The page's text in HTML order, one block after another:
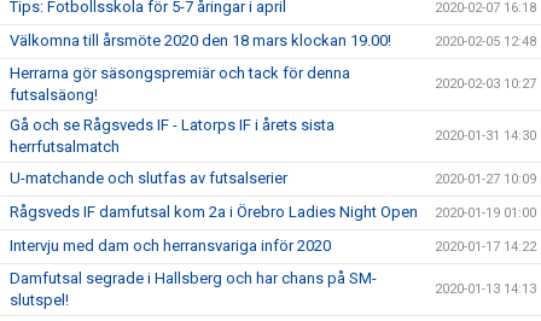
Tips: Fotbollsskola för 5-7 åringar i april 2020-02-07 16:18
Välkomna till årsmöte 2020 den 18 mars klockan 19.00! 2020-02-05 12:48
Herrarna gör säsongspremiär och tack för denna
futsalsäong!
2020-02-03 10:27
Gå och se Rågsveds IF - Latorps IF i årets sista
herrfutsalmatch
2020-01-31 14:30
U-matchande och slutfas av futsalserier 2020-01-27 10:09
Rågsveds IF damfutsal kom 2a i Örebro Ladies Night Open 2020-01-19 01:00
Intervju med dam och herransvariga inför 2020 2020-01-17 14:22
Damfutsal segrade i Hallsberg och har chans på SM-
slutspel!
2020-01-13 14:13